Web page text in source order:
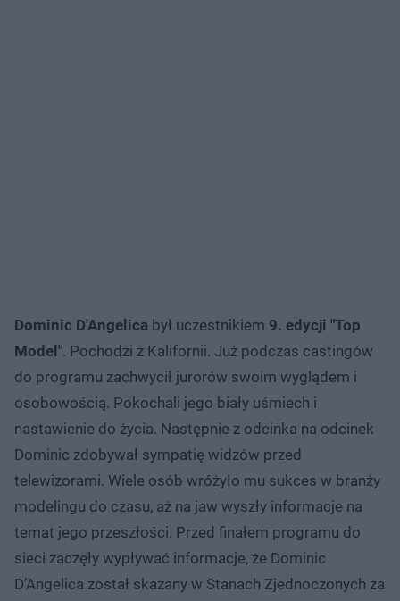
Dominic D'Angelica był uczestnikiem 9. edycji "Top
Model". Pochodzi z Kalifornii. Już podczas castingów
do programu zachwycił jurorów swoim wyglądem i
osobowością. Pokochali jego biały uśmiech i
nastawienie do życia. Następnie z odcinka na odcinek
Dominic zdobywał sympatię widzów przed
telewizorami. Wiele osób wróżyło mu sukces w branży
modelingu do czasu, aż na jaw wyszły informacje na
temat jego przeszłości. Przed finałem programu do
sieci zaczęły wypływać informacje, że Dominic
D’Angelica został skazany w Stanach Zjednoczonych za